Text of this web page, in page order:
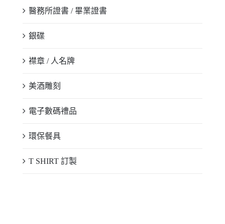
醫務所證書 / 畢業證書
銀碟
襟章 / 人名牌
美酒雕刻
電子數碼禮品
環保餐具
T SHIRT 訂製